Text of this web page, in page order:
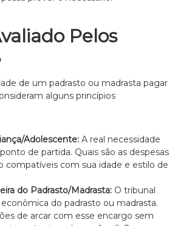
Pelos
de um padrasto ou madrasta pagar
alguns princípios
Adolescente:A real necessidade
de partida. Quais são as despesas
compatíveis com sua idade e estilo de
do Padrasto/Madrasta:O tribunal
econômica do padrasto ou madrasta.
de arcar com esse encargo sem